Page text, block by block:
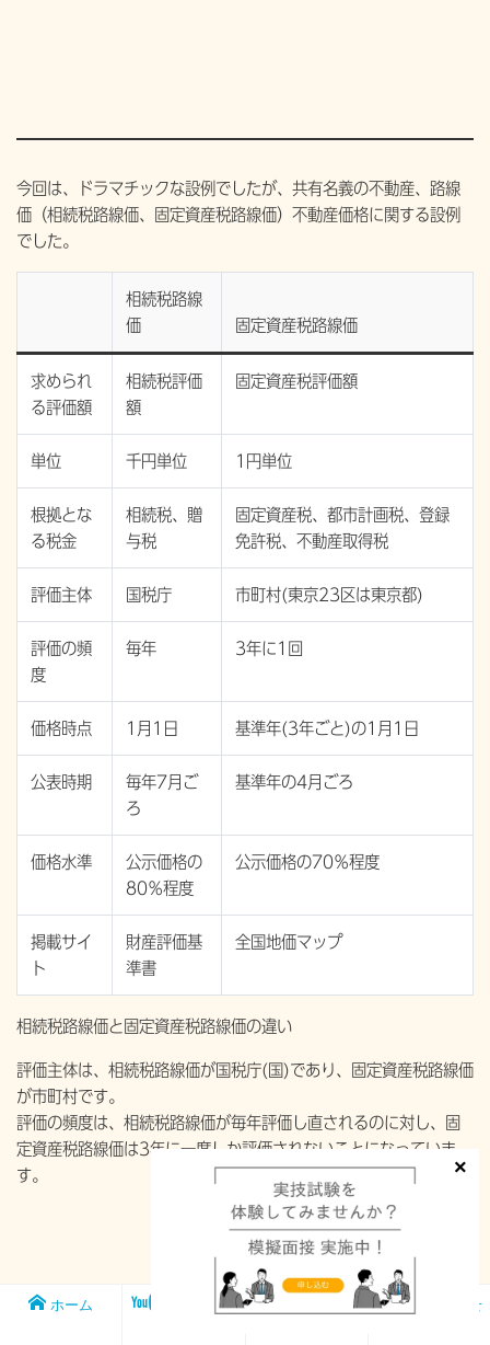
今回は、ドラマチックな設例でしたが、共有名義の不動産、路線
価（相続税路線価、固定資産税路線価）不動産価格に関する設例
でした。
相続税路線
価
固定資産税路線価
求められ
る評価額
相続税評価
額
固定資産税評価額
単位 千円単位 1円単位
根拠とな
る税金
相続税、贈
与税
固定資産税、都市計画税、登録
免許税、不動産取得税
評価主体 国税庁 市町村(東京23区は東京都)
評価の頻
度
毎年 3年に1回
価格時点 1月1日 基準年(3年ごと)の1月1日
公表時期
毎年7月ご
ろ
基準年の4月ごろ
価格水準
公示価格の
80％程度
公示価格の70％程度
掲載サイ
ト
財産評価基
準書
全国地価マップ
相続税路線価と固定資産税路線価の違い
評価主体は、相続税路線価が国税庁(国)であり、固定資産税路線価
が市町村です。
評価の頻度は、相続税路線価が毎年評価し直されるのに対し、固
定資産税路線価は3年に一度しか評価されないことになっていま
す。
ホーム
メンバー
FP1級実技試
お問い合わせ